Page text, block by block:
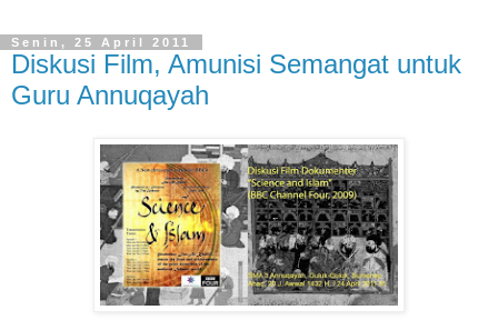
Senin, 25 April 2011
Diskusi Film, Amunisi Semangat untuk
Guru Annuqayah